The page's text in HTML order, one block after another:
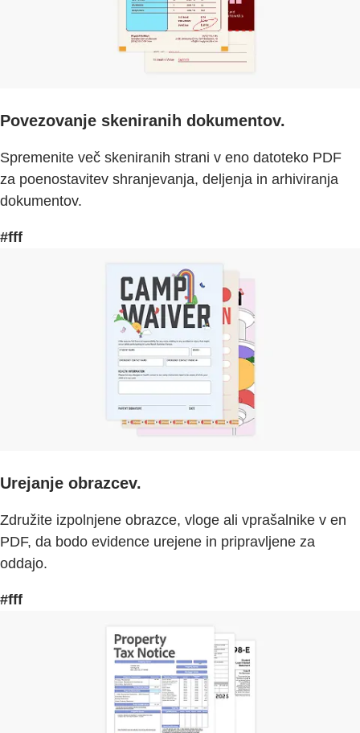
Povezovanje skeniranih dokumentov.
Spremenite več skeniranih strani v eno datoteko PDF
za poenostavitev shranjevanja, deljenja in arhiviranja
dokumentov.
#fff
Urejanje obrazcev.
Združite izpolnjene obrazce, vloge ali vprašalnike v en
PDF, da bodo evidence urejene in pripravljene za
oddajo.
#fff